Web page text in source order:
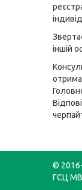
іншій
© 2016-
ГСЦ